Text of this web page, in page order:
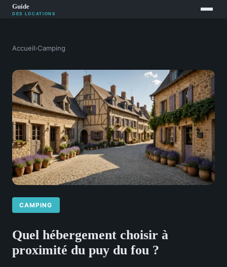
Accueil›Camping
CAMPING
Quel hébergement choisir à
proximité du puy du fou ?